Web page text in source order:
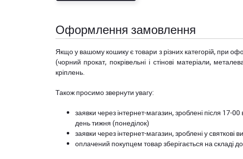
Оформлення замовлення
Якщо у вашому кошику є товари з різних категорій, при
(чорний прокат, покрівельні і стінові матеріали,
кріплень.
Також просимо звернути увагу:
заявки через інтернет-магазин, зроблені після 17-
день тижня (понеділок)
заявки через інтернет-магазин, зроблені у
оплачений покупцем товар зберігається на складі